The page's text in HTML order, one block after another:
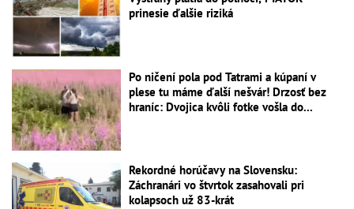
prinesie ďalšie riziká
Po ničení pola pod Tatrami a kúpaní v
plese tu máme ďalší nešvár! Drzosť bez
hraníc: Dvojica kvôli fotke vošla do...
Rekordné horúčavy na Slovensku:
Záchranári vo štvrtok zasahovali pri
kolapsoch už 83-krát